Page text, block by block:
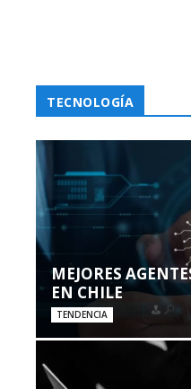
TECNOLOGÍA
MEJORES
EN CHILE
TENDENCIA